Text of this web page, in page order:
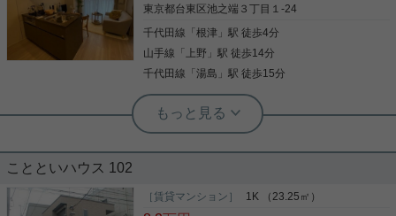
方はあなた次第です この部屋に住んだらどんな暮ら
覧になってください ご興味のある方はお気軽にお問
い合わせください ご連絡お待ちしております
写真(9)
東京都台東区池之端３丁目１-24
千代田線 「根津 」駅 徒歩4分
山手線 「 上野 」駅 徒歩14分
千代田線 「湯島 」駅 徒歩15分
根津駅前センター（実用根津ホーム株式会社 根津駅前センター） スタ
ッフ小西
谷根千のペット可マンション
ハイグレードな賃貸マンション 内装は分譲仕様とな
っています。 ペットも飼育可能で、新生活に最適で
ことといハウス 102
［賃貸マンション］ 1K （23.25㎡）